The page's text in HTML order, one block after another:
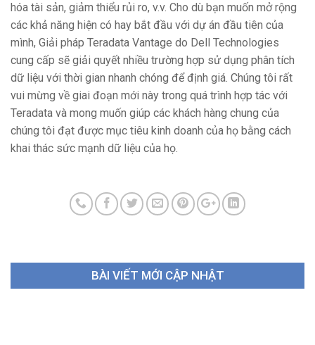
hóa tài sản, giảm thiểu rủi ro, v.v. Cho dù bạn muốn mở rộng
các khả năng hiện có hay bắt đầu với dự án đầu tiên của
mình, Giải pháp Teradata Vantage do Dell Technologies
cung cấp sẽ giải quyết nhiều trường hợp sử dụng phân tích
dữ liệu với thời gian nhanh chóng để định giá. Chúng tôi rất
vui mừng về giai đoạn mới này trong quá trình hợp tác với
Teradata và mong muốn giúp các khách hàng chung của
chúng tôi đạt được mục tiêu kinh doanh của họ bằng cách
khai thác sức mạnh dữ liệu của họ.
BÀI VIẾT MỚI CẬP NHẬT